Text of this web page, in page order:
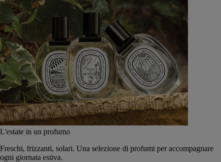
L'estate in un profumo
Freschi, frizzanti, solari. Una selezione di profumi per accompagnare
ogni giornata estiva.